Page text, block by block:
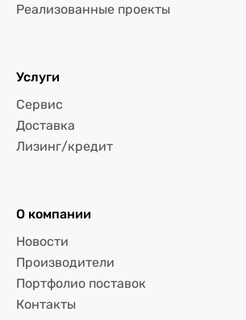
Реализованные проекты
Услуги
Сервис
Доставка
Лизинг/кредит
О компании
Новости
Производители
Портфолио поставок
Контакты